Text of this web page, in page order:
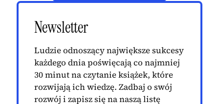
Newsletter
Ludzie odnoszący największe sukcesy
każdego dnia poświęcają co najmniej
30 minut na czytanie książek, które
rozwijają ich wiedzę. Zadbaj o swój
rozwój i zapisz się na naszą listę